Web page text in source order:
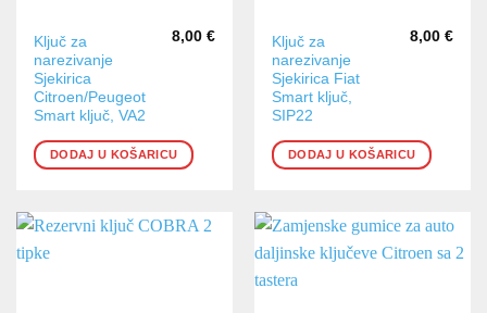
Ključ za
narezivanje
Sjekirica
Citroen/Peugeot
Smart ključ, VA2
8,00 €
DODAJ U KOŠARICU
Ključ za
narezivanje
Sjekirica Fiat
Smart ključ,
SIP22
8,00 €
DODAJ U KOŠARICU